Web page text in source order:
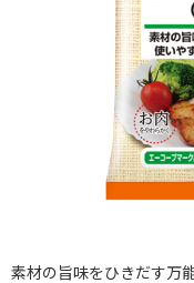
素材の旨味をひきだす万